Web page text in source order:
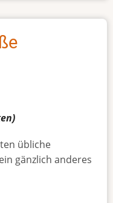
übliche
gänzlich anderes